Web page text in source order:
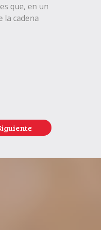
que, en un
la cadena